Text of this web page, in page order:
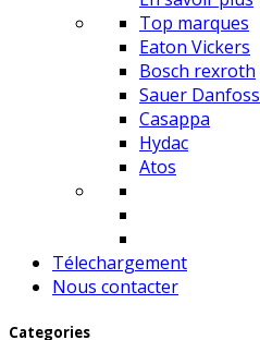
Top marques
Eaton Vickers
Bosch rexroth
Sauer Danfoss
Casappa
Hydac
Atos
Télechargement
Nous contacter
Categories